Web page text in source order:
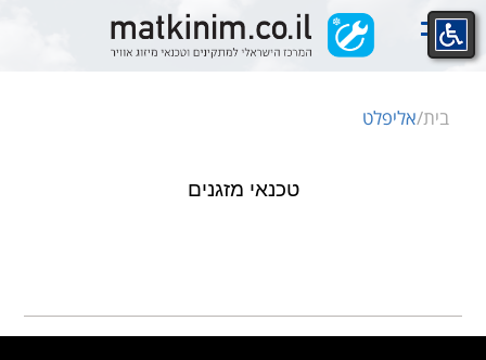
בית/אליפלט
טכנאי מזגנים